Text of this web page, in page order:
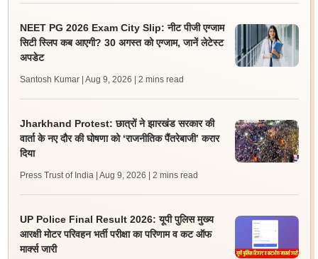
NEET PG 2026 Exam City Slip: नीट पीजी एग्जाम
सिटी स्लिप कब आएगी? 30 अगस्त को एग्जाम, जानें लेटेस्ट
अपडेट
Santosh Kumar | Aug 9, 2026 | 2 mins read
Jharkhand Protest: छात्रों ने झारखंड सरकार की
वार्ता के नए दौर की घोषणा को ‘राजनीतिक पैंतरेबाजी’ करार
दिया
Press Trust of India | Aug 9, 2026 | 2 mins read
UP Police Final Result 2026: यूपी पुलिस मुख्य
आरक्षी मोटर परिवहन भर्ती परीक्षा का परिणाम व कट ऑफ
मार्क्स जारी